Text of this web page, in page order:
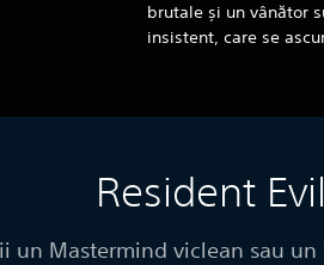
brutale și un vânător
insistent, care se
Resident
un Mastermind viclean sau